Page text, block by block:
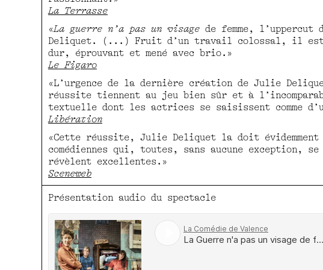
La Terrasse
«La guerre n’a pas un visage de femme, l’uppercut
Deliquet. (...) Fruit d’un travail colossal, il
dur, éprouvant et mené avec brio.»
Le Figaro
«L’urgence de la dernière création de Julie
réussite tiennent au jeu bien sûr et à
textuelle dont les actrices se saisissent comme
Libération
«Cette réussite, Julie Deliquet la doit évidemment
comédiennes qui, toutes, sans aucune exception, se
révèlent excellentes.»
Sceneweb
Présentation audio du spectacle